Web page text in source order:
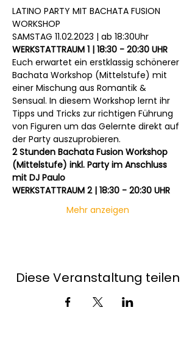
LATINO PARTY MIT BACHATA FUSION
WORKSHOP
SAMSTAG 11.02.2023 | ab 18:30Uhr
WERKSTATTRAUM 1 | 18:30 - 20:30 UHR
Euch erwartet ein erstklassig schönerer
Bachata Workshop (Mittelstufe) mit
einer Mischung aus Romantik &
Sensual. In diesem Workshop lernt ihr
Tipps und Tricks zur richtigen Führung
von Figuren um das Gelernte direkt auf
der Party auszuprobieren.
2 Stunden Bachata Fusion Workshop
(Mittelstufe) inkl. Party im Anschluss
mit DJ Paulo
WERKSTATTRAUM 2 | 18:30 - 20:30 UHR
Mehr anzeigen
Diese Veranstaltung teilen